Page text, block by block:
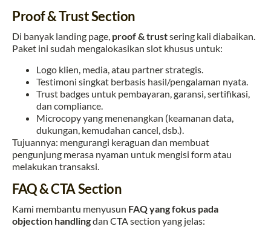
Proof & Trust Section
Di banyak landing page, proof & trustsering kali diabaikan.
Paket ini sudah mengalokasikan slot khusus untuk:
Logo klien, media, atau partner strategis.
Testimoni singkat berbasis hasil/pengalaman nyata.
Trust badges untuk pembayaran, garansi, sertifikasi,
dan compliance.
Microcopy yang menenangkan (keamanan data,
dukungan, kemudahan cancel, dsb.).
Tujuannya: mengurangi keraguan dan membuat
pengunjung merasa nyaman untuk mengisi form atau
melakukan transaksi.
FAQ & CTA Section
Kami membantu menyusun FAQ yang fokus pada
objection handlingdan CTA section yang jelas: